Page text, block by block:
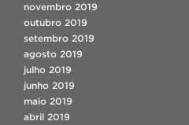
novembro 2019
outubro 2019
setembro 2019
agosto 2019
julho 2019
junho 2019
maio 2019
abril 2019